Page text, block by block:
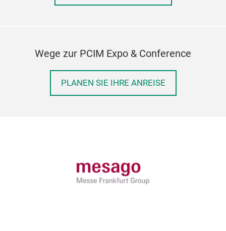
Wege zur PCIM Expo & Conference
PLANEN SIE IHRE ANREISE